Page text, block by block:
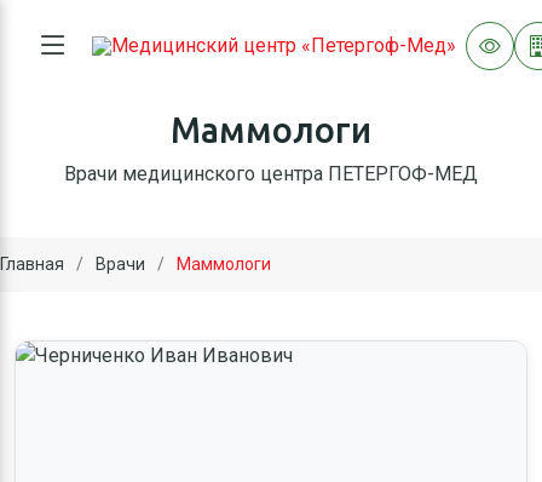
Маммологи
Врачи медицинского центра ПЕТЕРГОФ-МЕД
Главная Врачи Маммологи